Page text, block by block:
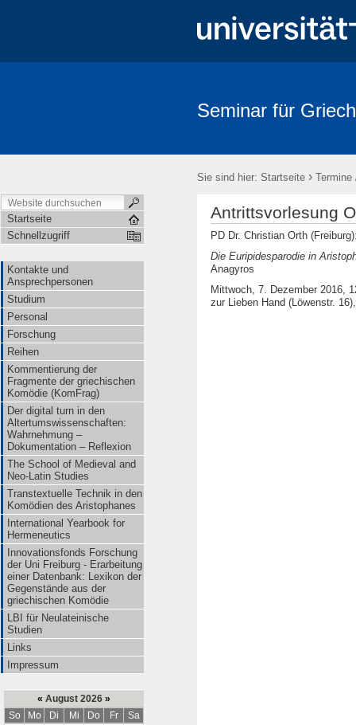
Seminar für
Sie sind hier: Startseite › Termine
Startseite
Schnellzugriff
Kontakte und
Ansprechpersonen
Studium
Personal
Forschung
Reihen
Kommentierung der
Fragmente der griechischen
Komödie (KomFrag)
Der digital turn in den
Altertumswissenschaften:
Wahrnehmung –
Dokumentation – Reflexion
The School of Medieval and
Neo-Latin Studies
Transtextuelle Technik in den
Komödien des Aristophanes
International Yearbook for
Hermeneutics
Innovationsfonds Forschung
der Uni Freiburg - Erarbeitung
einer Datenbank: Lexikon der
Gegenstände aus der
griechischen Komödie
LBI für Neulateinische
Studien
Links
Impressum
« August 2026 »
So
Mo Di Mi Do Fr
Sa
Antrittsvorlesung
PD Dr. Christian Orth
Die Euripidesparodie in
Anagyros
Mittwoch, 7. Dezember 2016,
zur Lieben Hand (Löwenstr.